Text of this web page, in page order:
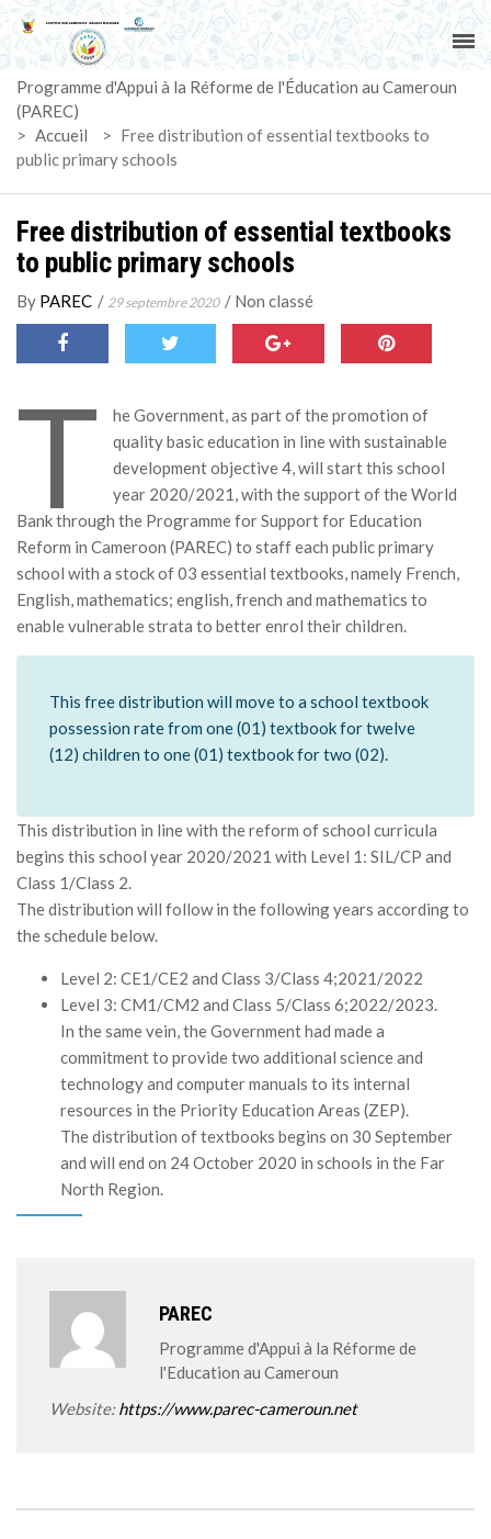
ACCUEIL
PAREC
ACTUALITÉS
ACTIVITÉS
DOCUMENTS
SUIVI-EVALUATION
MÉDIA
LANGUES
Programme d'Appui à la Réforme de l'Éducation au Cameroun
(PAREC)
> Accueil > Free distribution of essential textbooks to
public primary schools
Free distribution of essential textbooks
to public primary schools
By PAREC / 29 septembre 2020 / Non classé
T
he Government, as part of the promotion of
quality basic education in line with sustainable
development objective 4, will start this school
year 2020/2021, with the support of the World
Bank through the Programme for Support for Education
Reform in Cameroon (PAREC) to staff each public primary
school with a stock of 03 essential textbooks, namely French,
English, mathematics; english, french and mathematics to
enable vulnerable strata to better enrol their children.
This free distribution will move to a school textbook
possession rate from one (01) textbook for twelve
(12) children to one (01) textbook for two (02).
This distribution in line with the reform of school curricula
begins this school year 2020/2021 with Level 1: SIL/CP and
Class 1/Class 2.
The distribution will follow in the following years according to
the schedule below.
Level 2: CE1/CE2 and Class 3/Class 4;2021/2022
Level 3: CM1/CM2 and Class 5/Class 6;2022/2023.
In the same vein, the Government had made a
commitment to provide two additional science and
technology and computer manuals to its internal
resources in the Priority Education Areas (ZEP).
The distribution of textbooks begins on 30 September
and will end on 24 October 2020 in schools in the Far
North Region.
PAREC
Programme d'Appui à la Réforme de
l'Education au Cameroun
Website:https://www.parec-cameroun.net